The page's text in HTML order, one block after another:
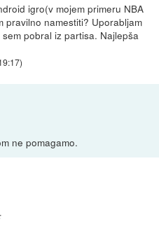
igro(v mojem primeru NBA
pravilno namestiti? Uporabljam
pobral iz partisa. Najlepša
)
ne pomagamo.